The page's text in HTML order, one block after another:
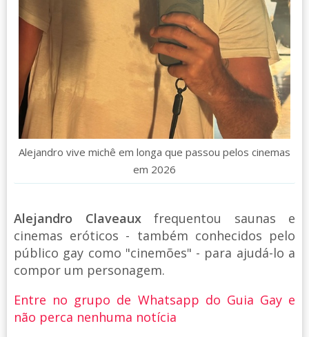
Alejandro vive michê em longa que passou pelos cinemas
em 2026
Alejandro Claveauxfrequentou saunas e
cinemas eróticos - também conhecidos pelo
público gay como "cinemões" - para ajudá-lo a
compor um personagem.
Entre no grupo de Whatsapp do Guia Gay e
não perca nenhuma notícia